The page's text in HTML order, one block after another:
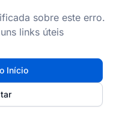
sobre este erro.
links úteis
Início